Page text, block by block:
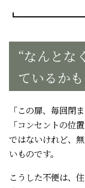
“なんとな
ているかも
「この扉、毎回閉
「コンセントの位
ではないけれど、
いものです。
こうした不便は、